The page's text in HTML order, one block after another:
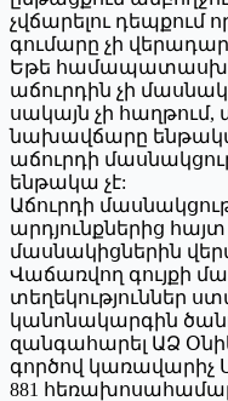
չվճարելու
գումարը չի
Եթե
աճուրդին չի
սակայն չի
նախավճարը
աճուրդի
ենթակա չէ:
Աճուրդի
արդյունքներից
մասնակիցներին
Վաճառվող գույքի
տեղեկություններ
կանոնակարգին
զանգահարել ԱՁ
գործով կառավարիչ
881